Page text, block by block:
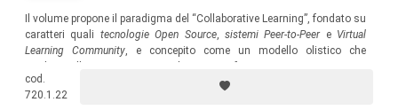
Il volume propone il paradigma del “Collaborative Learning”, fondato su
caratteri quali tecnologie Open Source, sistemi Peer-to-Peer e Virtual
Learning Community, e concepito come un modello olistico che
tecnologici, per trasformare i semplici partecipanti in protagonisti attivi
del processo di apprendimento.
cod.
720.1.22